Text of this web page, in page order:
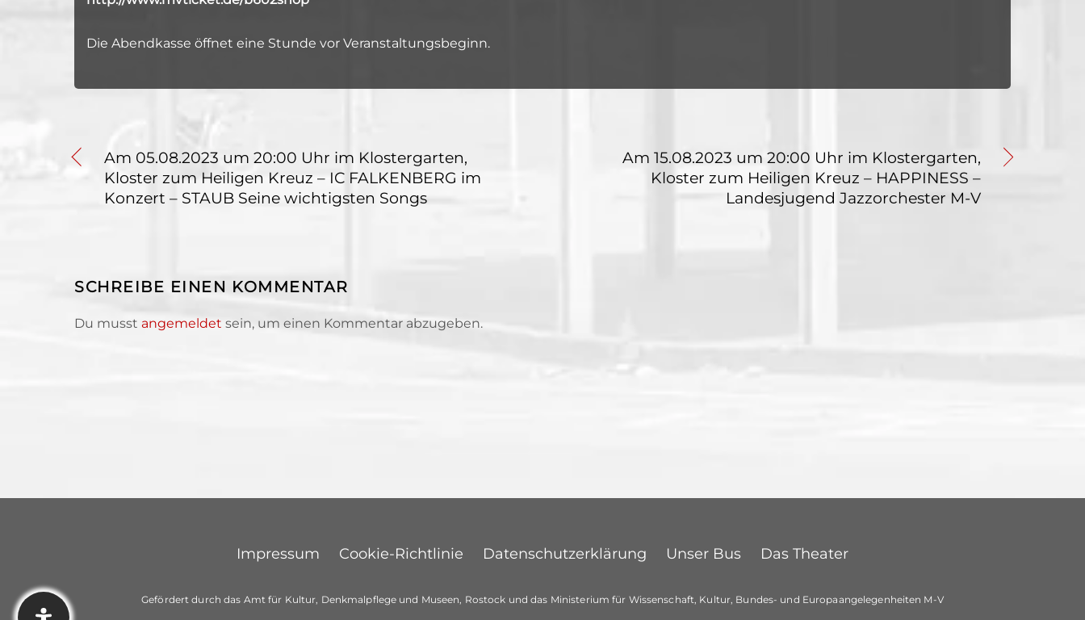
Die Abendkasse öffnet eine Stunde vor Veranstaltungsbeginn.
Am 05.08.2023 um 20:00 Uhr im Klostergarten,
Kloster zum Heiligen Kreuz – IC FALKENBERG im
Konzert – STAUB Seine wichtigsten Songs
Am 15.08.2023 um 20:00 Uhr im Klostergarten,
Kloster zum Heiligen Kreuz – HAPPINESS –
Landesjugend Jazzorchester M-V
SCHREIBE EINEN KOMMENTAR
Du musst angemeldet sein, um einen Kommentar abzugeben.
Impressum Cookie-Richtlinie Datenschutzerklärung Unser Bus Das Theater
Gefördert durch das Amt für Kultur, Denkmalpflege und Museen, Rostock und das Ministerium für Wissenschaft, Kultur, Bundes- und Europaangelegenheiten M-V